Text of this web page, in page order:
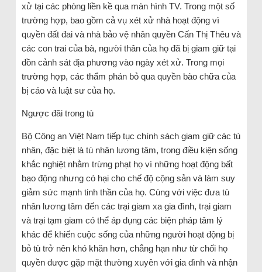
xử tại các phòng liền kề qua màn hình TV. Trong một số
trường hợp, bao gồm cả vụ xét xử nhà hoạt động vì
quyền đất đai và nhà bảo vệ nhân quyền Cấn Thị Thêu và
các con trai của bà, người thân của họ đã bị giam giữ tại
đồn cảnh sát địa phương vào ngày xét xử. Trong mọi
trường hợp, các thẩm phán bỏ qua quyền bào chữa của
bị cáo và luật sư của họ.
Ngược đãi trong tù
Bộ Công an Việt Nam tiếp tục chính sách giam giữ các tù
nhân, đặc biệt là tù nhân lương tâm, trong điều kiện sống
khắc nghiệt nhằm trừng phạt họ vì những hoạt động bất
bạo động nhưng có hại cho chế độ cộng sản và làm suy
giảm sức mạnh tinh thần của họ. Cùng với việc đưa tù
nhân lương tâm đến các trại giam xa gia đình, trại giam
và trại tạm giam có thể áp dụng các biện pháp tâm lý
khác để khiến cuộc sống của những người hoạt động bị
bỏ tù trở nên khó khăn hơn, chẳng hạn như từ chối họ
quyền được gặp mặt thường xuyên với gia đình và nhận